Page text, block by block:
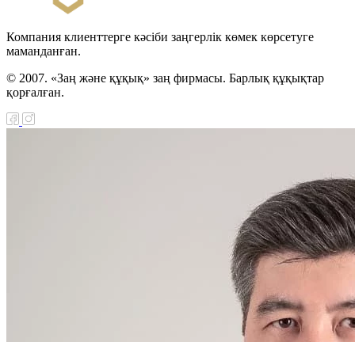
Компания клиенттерге кәсіби заңгерлік көмек көрсетуге
маманданған.
© 2007. «Заң және құқық» заң фирмасы. Барлық құқықтар
қорғалған.